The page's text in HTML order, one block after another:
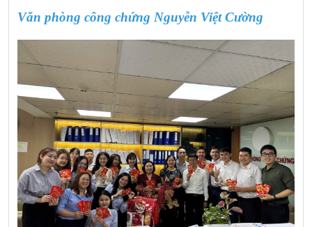
Văn phòng công chứng Nguyễn Việt Cường